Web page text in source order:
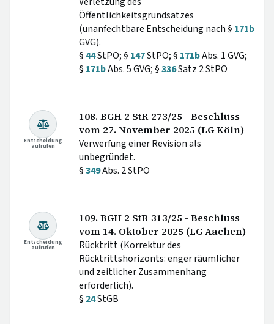
Öffentlichkeitsgrundsatzes
(unanfechtbare Entscheidung nach § 171b
GVG).
§44StPO; § 147StPO; § 171bAbs. 1 GVG;
§ 171bAbs. 5 GVG; §336Satz 2 StPO
Entscheidung
aufrufen
108. BGH 2 StR 273/25 - Beschluss
vom 27. November 2025 (LG Köln)
Verwerfung einer Revision als
unbegründet.
§349Abs. 2 StPO
Entscheidung
aufrufen
109. BGH 2 StR 313/25 - Beschluss
vom 14. Oktober 2025 (LG Aachen)
Rücktritt (Korrektur des
Rücktrittshorizonts: enger räumlicher
und zeitlicher Zusammenhang
erforderlich).
§ 24StGB